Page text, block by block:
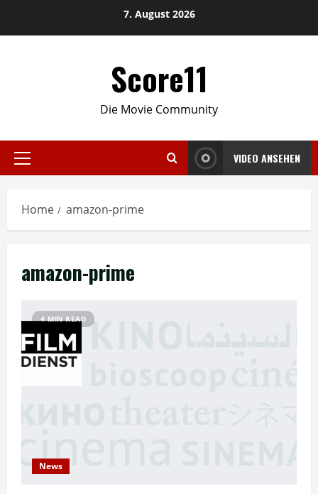
7. August 2026
Score11
Die Movie Community
Primary
VIDEO ANSEHEN
Home amazon-prime
amazon-prime
4 MIN READ
News